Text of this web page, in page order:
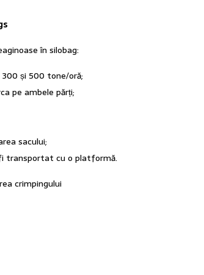
Bags
în silobag:
și 500 tone/oră;
pe ambele părți;
sacului;
transportat cu o platformă.
crimpingului